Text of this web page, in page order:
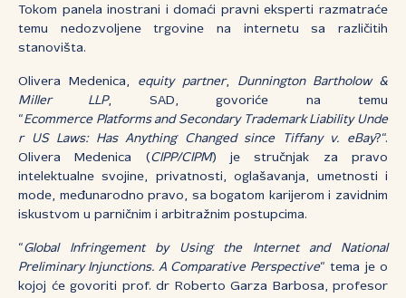
Tokom panela inostrani i domaći pravni eksperti razmatraće
temu nedozvoljene trgovine na internetu sa različitih
stanovišta.
Olivera Medenica, equity partner,
Dunnington Bartholow &
Miller LLP, SAD, govoriće na temu
“Ecommerce Platforms and Secondary Trademark Liability Unde
r US Laws: Has Anything Changed since Tiffany v. eBay?“.
Olivera Medenica (CIPP/CIPM) je stručnjak za pravo
intelektualne svojine, privatnosti, oglašavanja, umetnosti i
mode, međunarodno pravo, sa bogatom karijerom i zavidnim
iskustvom u parničnim i arbitražnim postupcima.
“Global Infringement by Using the Internet and National
Preliminary Injunctions. A Comparative Perspective“ tema je o
kojoj će govoriti prof. dr Roberto Garza Barbosa, profesor